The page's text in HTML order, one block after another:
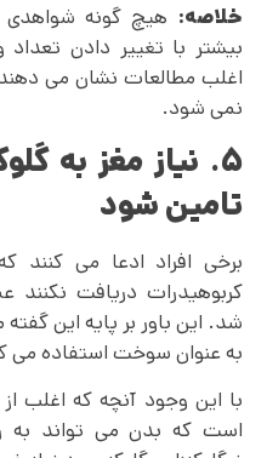
خلاصه: هیچ گونه
بیشتر با تغییر دادن
اغلب مطالعات نشان می‌
نمی شود.
۵. نیاز مغز به
تامین شود
برخی افراد ادعا می کنند
کربوهیدرات دریافت نکنند
شد. این باور بر پایه این
به عنوان سوخت استفاده می
با این وجود آنچه که اغلب
است که بدن می‌ تواند به